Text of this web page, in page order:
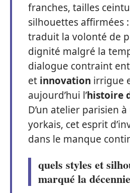
franches, tailles
silhouettes affirmées
traduit la volonté de
dignité malgré la
dialogue contraint
et innovation irrigue
aujourd’hui l’histoire
D’un atelier parisien
yorkais, cet esprit
dans le manque
quels styles et
marqué la